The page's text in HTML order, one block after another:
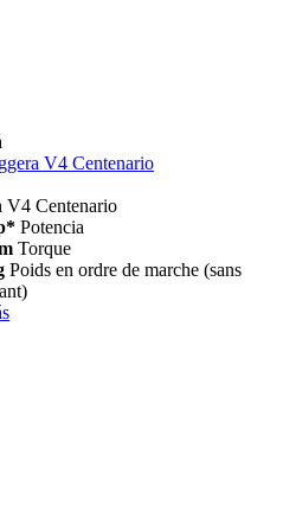
V4 Centenario
V4 Centenario
Potencia
Torque
Poids en ordre de marche (sans